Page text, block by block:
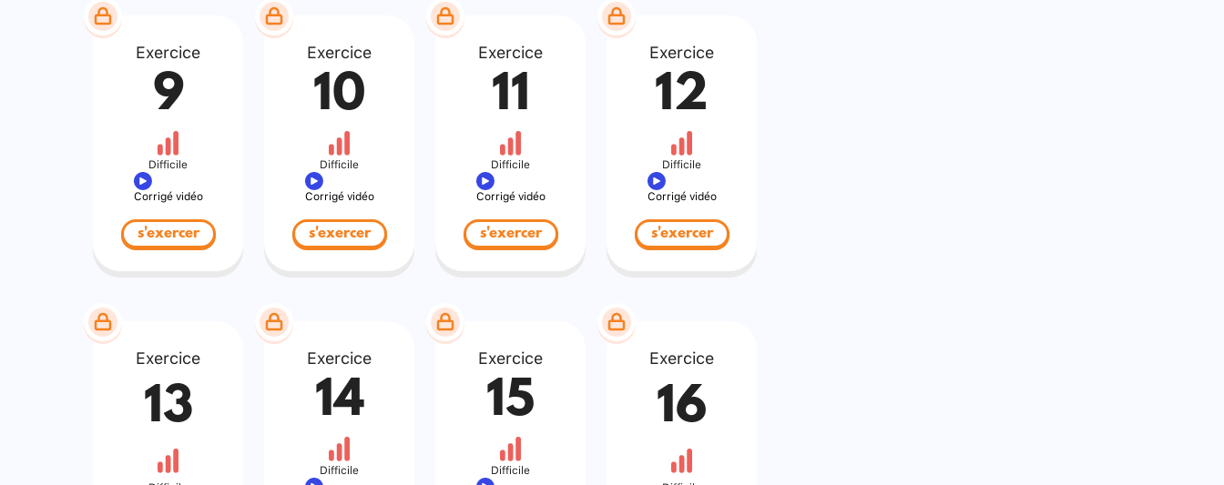
Exercice
9
Difficile
Corrigé vidéo
s'exercer
Exercice
10
Difficile
Corrigé vidéo
s'exercer
Exercice
11
Difficile
Corrigé vidéo
s'exercer
Exercice
12
Difficile
Corrigé vidéo
s'exercer
Exercice
13
Exercice
14
Difficile
Exercice
15
Difficile
Exercice
16